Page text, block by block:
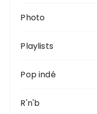
Photo
Playlists
Pop indé
R'n'b